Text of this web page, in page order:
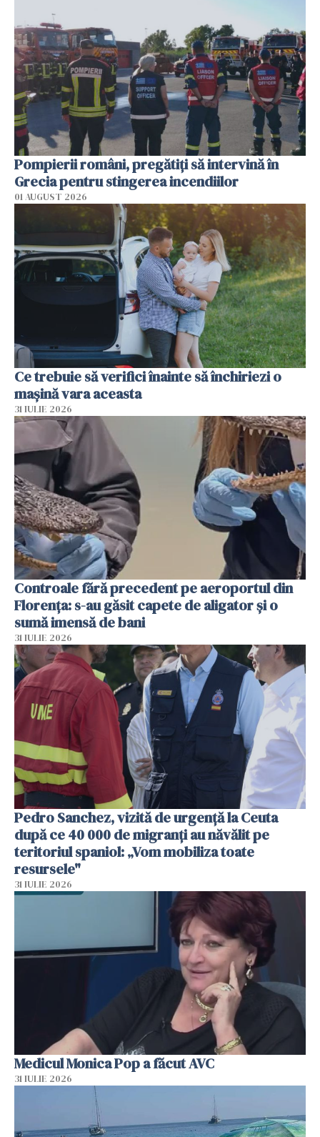
Pompierii români, pregătiţi să intervină în
Grecia pentru stingerea incendiilor
01 AUGUST 2026
Ce trebuie să verifici înainte să închiriezi o
mașină vara aceasta
31 IULIE 2026
Controale fără precedent pe aeroportul din
Florența: s-au găsit capete de aligator și o
sumă imensă de bani
31 IULIE 2026
Pedro Sanchez, vizită de urgență la Ceuta
după ce 40 000 de migranți au năvălit pe
teritoriul spaniol: „Vom mobiliza toate
resursele"
31 IULIE 2026
Medicul Monica Pop a făcut AVC
31 IULIE 2026